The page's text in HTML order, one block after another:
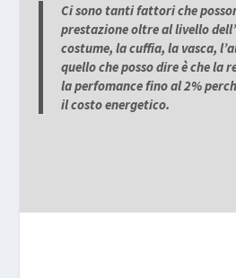
Ci sono tanti fattori che
prestazione oltre al livello
costume, la cuffia, la vasca,
quello che posso dire è che la
la perfomance fino al 2%
il costo energetico.